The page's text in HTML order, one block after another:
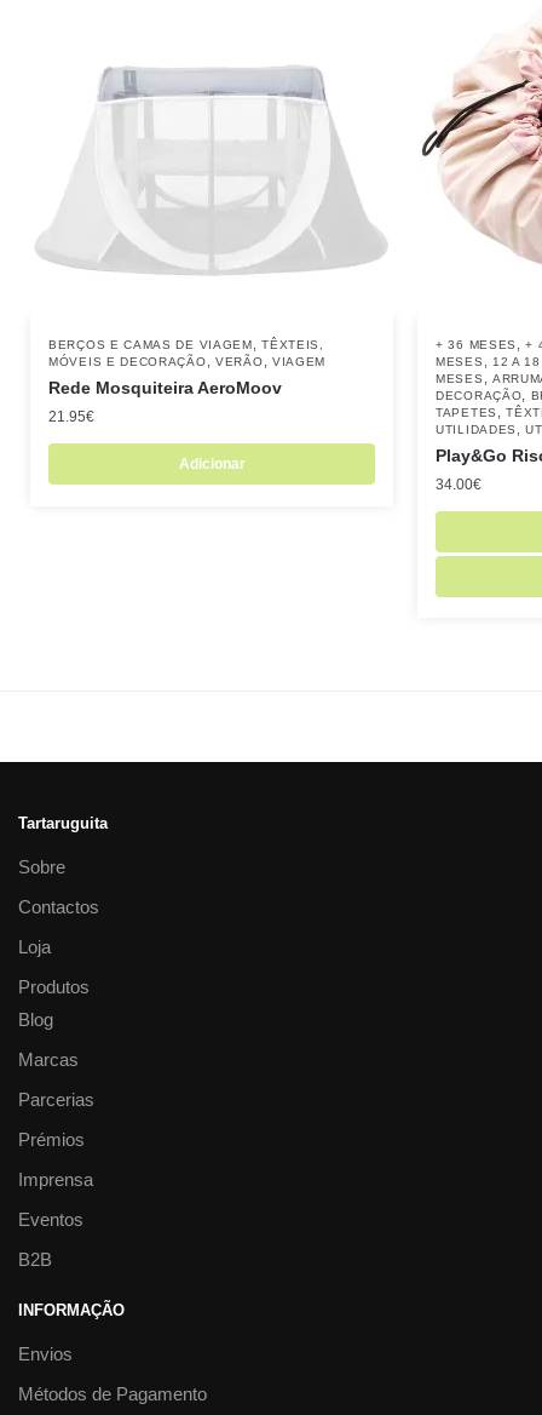
BERÇOS E CAMAS DE VIAGEM ,TÊXTEIS,
MÓVEIS E DECORAÇÃO
,VERÃO VIAGEM
Rede Mosquiteira AeroMoov
21.95€
Adicionar
+ 36 MESES ,+
MESES
12 A
MESES
DECORAÇÃO
TAPETES
,
UTILIDADES
,
Play&Go
34.00€
Tartaruguita
Sobre
Contactos
Loja
Produtos
Blog
Marcas
Parcerias
Prémios
Imprensa
Eventos
B2B
INFORMAÇÃO
Envios
Métodos de Pagamento